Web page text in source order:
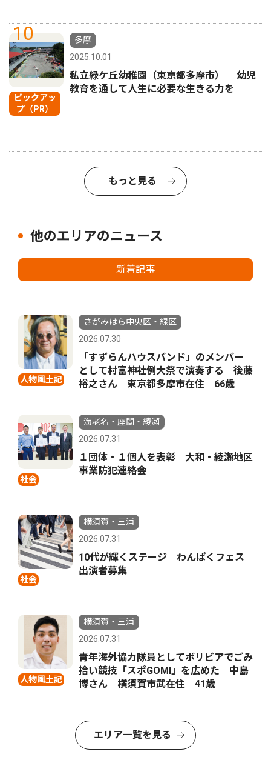
10
ピックアッ
プ（PR）
多摩
2025.10.01
私立緑ケ丘幼稚園（東京都多摩市） 幼児
教育を通して人生に必要な生きる力を
もっと見る
他のエリアのニュース
新着記事
人物風土記
さがみはら中央区・緑区
2026.07.30
「すずらんハウスバンド」のメンバー
として村富神社例大祭で演奏する 後藤
裕之さん 東京都多摩市在住 66歳
社会
海老名・座間・綾瀬
2026.07.31
１団体・１個人を表彰 大和・綾瀬地区
事業防犯連絡会
社会
横須賀・三浦
2026.07.31
10代が輝くステージ わんぱくフェス
出演者募集
人物風土記
横須賀・三浦
2026.07.31
青年海外協力隊員としてボリビアでごみ
拾い競技「スポGOMI」を広めた 中島
博さん 横須賀市武在住 41歳
エリア一覧を見る